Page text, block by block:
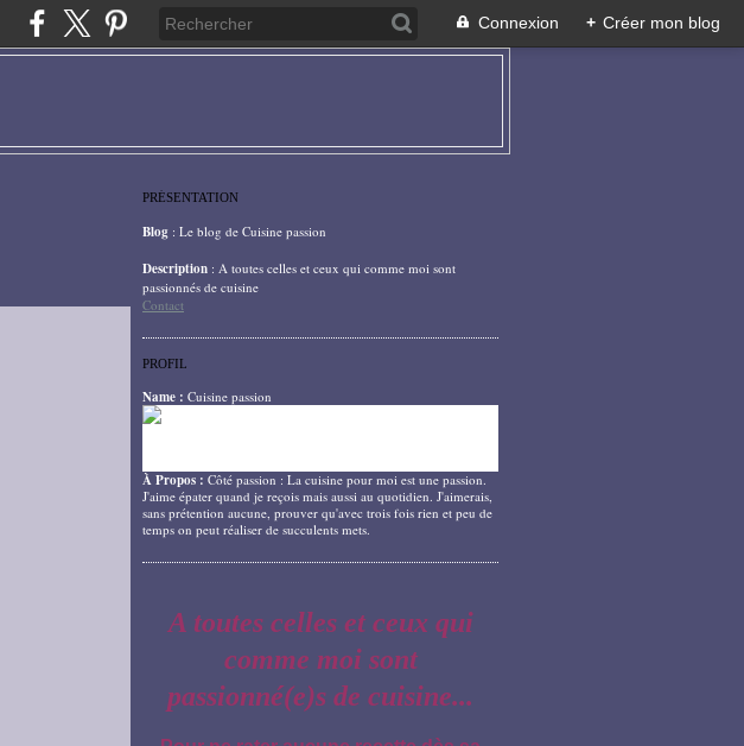
Connexion + Créer mon blog
PRÉSENTATION
Blog : Le blog de Cuisine passion
Description : A toutes celles et ceux qui comme moi sont
passionnés de cuisine
Contact
PROFIL
Name : Cuisine passion
À Propos : Côté passion : La cuisine pour moi est une passion.
J'aime épater quand je reçois mais aussi au quotidien. J'aimerais,
sans prétention aucune, prouver qu'avec trois fois rien et peu de
temps on peut réaliser de succulents mets.
A toutes celles et ceux qui
comme moi sont
passionné(e)s de cuisine...